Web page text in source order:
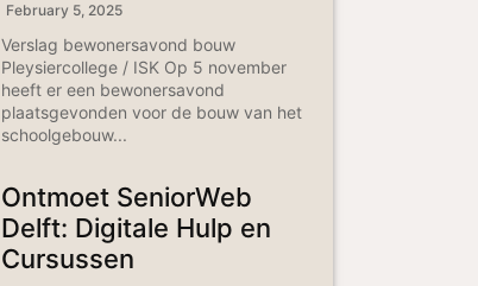
February 5, 2025
Verslag bewonersavond bouw
Pleysiercollege / ISK Op 5 november
heeft er een bewonersavond
plaatsgevonden voor de bouw van het
schoolgebouw...
Ontmoet SeniorWeb
Delft: Digitale Hulp en
Cursussen